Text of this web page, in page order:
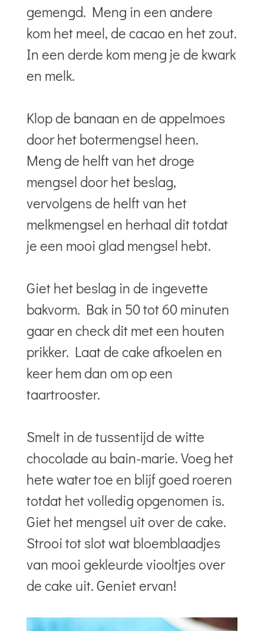
gemengd. Meng in een andere
kom het meel, de cacao en het zout.
In een derde kom meng je de kwark
en melk.
Klop de banaan en de appelmoes
door het botermengsel heen.
Meng de helft van het droge
mengsel door het beslag,
vervolgens de helft van het
melkmengsel en herhaal dit totdat
je een mooi glad mengsel hebt.
Giet het beslag in de ingevette
bakvorm. Bak in 50 tot 60 minuten
gaar en check dit met een houten
prikker. Laat de cake afkoelen en
keer hem dan om op een
taartrooster.
Smelt in de tussentijd de witte
chocolade au bain-marie. Voeg het
hete water toe en blijf goed roeren
totdat het volledig opgenomen is.
Giet het mengsel uit over de cake.
Strooi tot slot wat bloemblaadjes
van mooi gekleurde viooltjes over
de cake uit. Geniet ervan!